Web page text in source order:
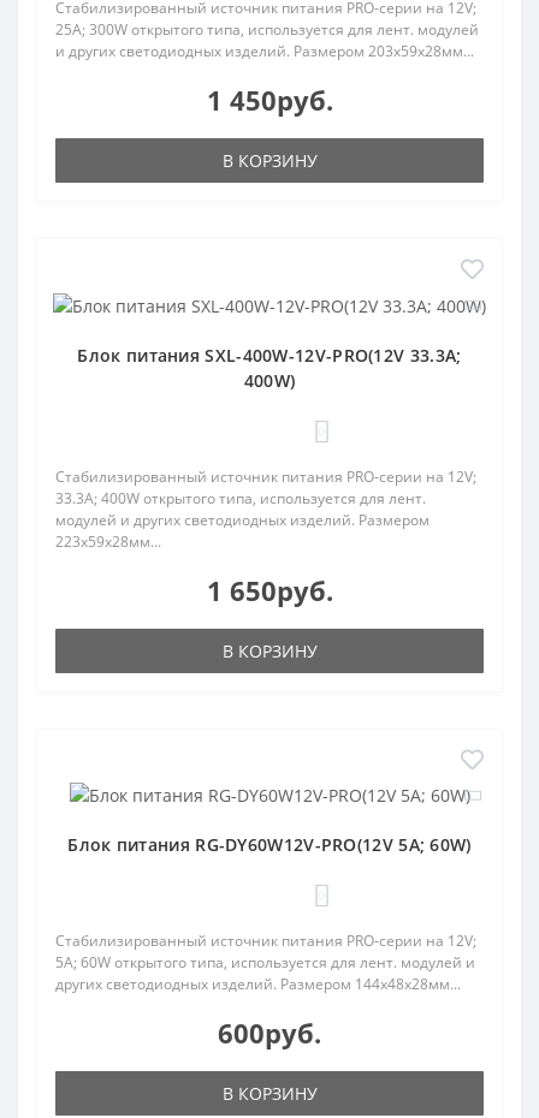
Стабилизированный источник питания PRO-серии на 12V;
25A; 300W открытого типа, используется для лент. модулей
и других светодиодных изделий. Размером 203х59х28мм...
1 450руб.
В КОРЗИНУ
Блок питания SXL-400W-12V-PRO(12V 33.3A;
400W)
Стабилизированный источник питания PRO-серии на 12V;
33.3A; 400W открытого типа, используется для лент.
модулей и других светодиодных изделий. Размером
223х59х28мм...
1 650руб.
В КОРЗИНУ
Блок питания RG-DY60W12V-PRO(12V 5A; 60W)
Стабилизированный источник питания PRO-серии на 12V;
5A; 60W открытого типа, используется для лент. модулей и
других светодиодных изделий. Размером 144х48х28мм...
600руб.
В КОРЗИНУ